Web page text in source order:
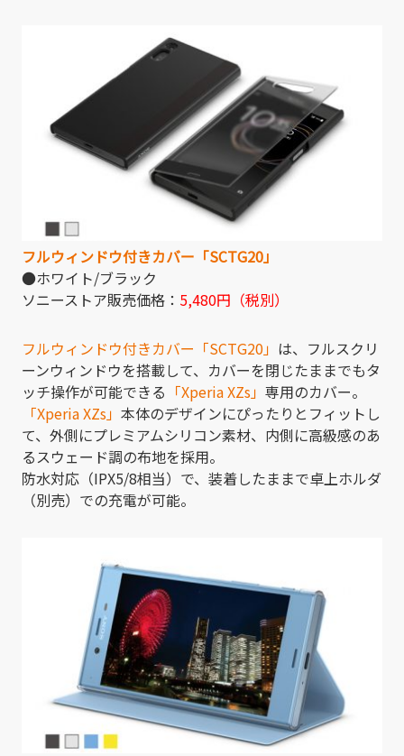
フルウィンドウ付きカバー「SCTG20」
●ホワイト/ブラック
ソニーストア販売価格： 5,480円（税別）
フルウィンドウ付きカバー「SCTG20」 は、フルスクリ
ーンウィンドウを搭載して、カバーを閉じたままでもタ
ッチ操作が可能できる 「Xperia XZs」 専用のカバー。
「Xperia XZs」 本体のデザインにぴったりとフィットし
て、外側にプレミアムシリコン素材、内側に高級感のあ
るスウェード調の布地を採用。
防水対応（IPX5/8相当）で、装着したままで卓上ホルダ
（別売）での充電が可能。